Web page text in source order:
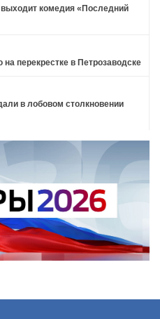
выходит комедия «Последний
перекрестке в Петрозаводске
в лобовом столкновении